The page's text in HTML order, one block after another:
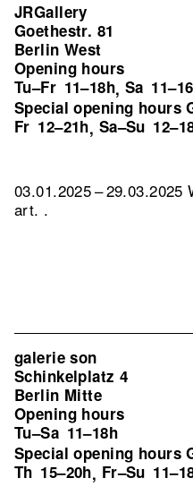
JRGallery
Goethestr. 81
Berlin West
Opening hours
Tu–Fr 11–18h, Sa
Special opening hours
Fr 12–21h, Sa–Su
03.01.2025 –
art. .
galerie son
Schinkelplatz 4
Berlin Mitte
Opening hours
Tu–Sa 11–18h
Special opening hours
Th 15–20h, Fr–Su